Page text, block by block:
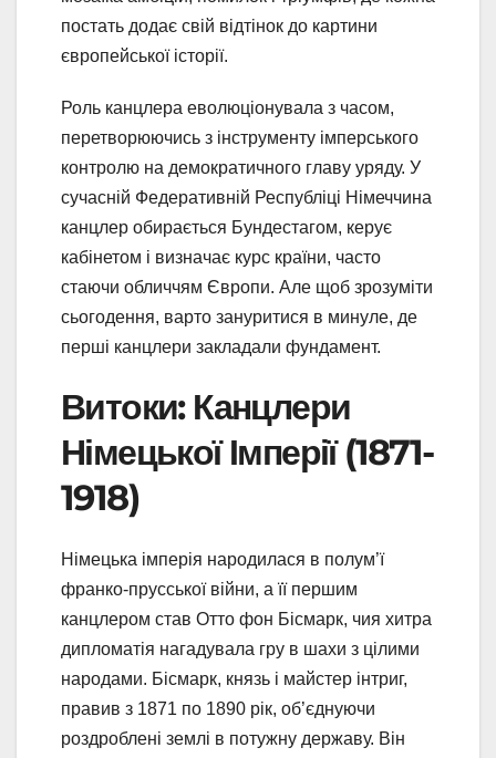
постать додає свій відтінок до картини
європейської історії.
Роль канцлера еволюціонувала з часом,
перетворюючись з інструменту імперського
контролю на демократичного главу уряду. У
сучасній Федеративній Республіці Німеччина
канцлер обирається Бундестагом, керує
кабінетом і визначає курс країни, часто
стаючи обличчям Європи. Але щоб зрозуміти
сьогодення, варто зануритися в минуле, де
перші канцлери закладали фундамент.
Витоки: Канцлери
Німецької Імперії (1871-
1918)
Німецька імперія народилася в полум’ї
франко-прусської війни, а її першим
канцлером став Отто фон Бісмарк, чия хитра
дипломатія нагадувала гру в шахи з цілими
народами. Бісмарк, князь і майстер інтриг,
правив з 1871 по 1890 рік, об’єднуючи
роздроблені землі в потужну державу. Він